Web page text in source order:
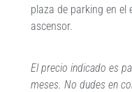
plaza de parking en el
ascensor.
El precio indicado es
meses. No dudes en